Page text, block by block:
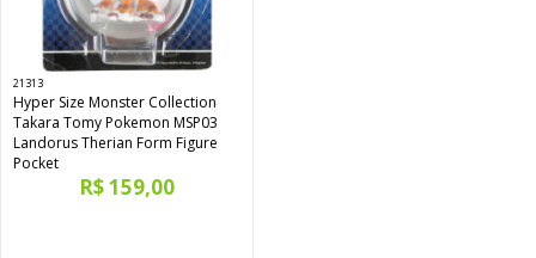
21313
Hyper Size Monster Collection
Takara Tomy Pokemon MSP03
Landorus Therian Form Figure
Pocket
R$ 159,00